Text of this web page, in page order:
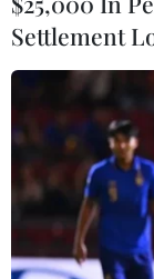
Dùng "sổ
lĩnh án tù
25/07/2024 10:49
Để tránh sự
thuê người
đã cầm cố rồi
Settlement